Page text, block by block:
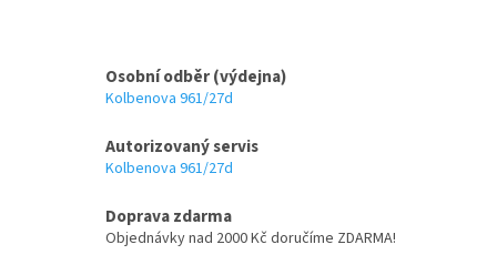
Osobní odběr (výdejna)
Kolbenova 961/27d
Autorizovaný servis
Kolbenova 961/27d
Doprava zdarma
Objednávky nad 2000 Kč doručíme ZDARMA!